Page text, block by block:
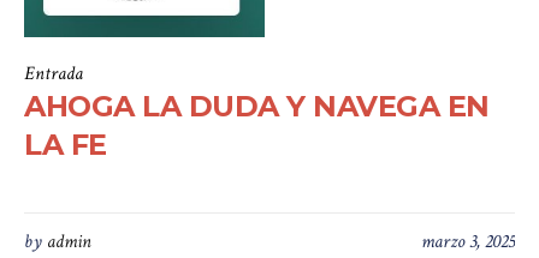
Entrada
AHOGA LA DUDA Y NAVEGA EN
LA FE
marzo 3, 2025
by admin